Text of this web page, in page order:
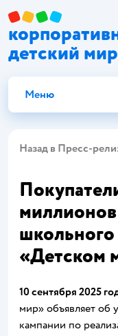
детский мир
Меню
Назад в Пресс-
школьного
«Детском
10 сентября 2025
мир» объявляет об
кампании по